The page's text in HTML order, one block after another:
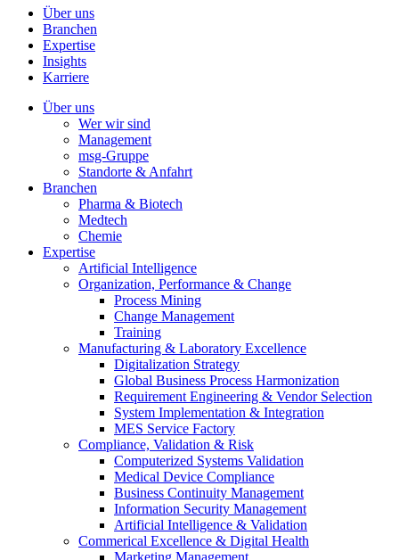
Über uns
Branchen
Expertise
Insights
Karriere
Über uns
Wer wir sind
Management
msg-Gruppe
Standorte & Anfahrt
Branchen
Pharma & Biotech
Medtech
Chemie
Expertise
Artificial Intelligence
Organization, Performance & Change
Process Mining
Change Management
Training
Manufacturing & Laboratory Excellence
Digitalization Strategy
Global Business Process Harmonization
Requirement Engineering & Vendor Selection
System Implementation & Integration
MES Service Factory
Compliance, Validation & Risk
Computerized Systems Validation
Medical Device Compliance
Business Continuity Management
Information Security Management
Artificial Intelligence & Validation
Commerical Excellence & Digital Health
Marketing Management